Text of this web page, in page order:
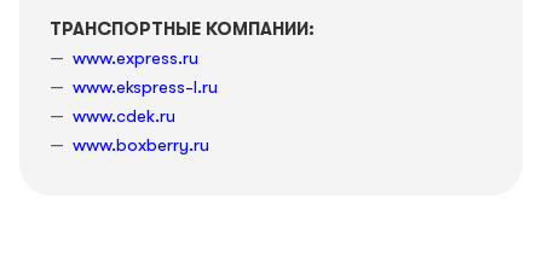
ТРАНСПОРТНЫЕ КОМПАНИИ:
www.express.ru
www.ekspress-l.ru
www.cdek.ru
www.boxberry.ru